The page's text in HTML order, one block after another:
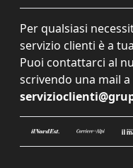
Per qualsiasi
servizio clienti è a
Puoi contattarci al
scrivendo una mail a